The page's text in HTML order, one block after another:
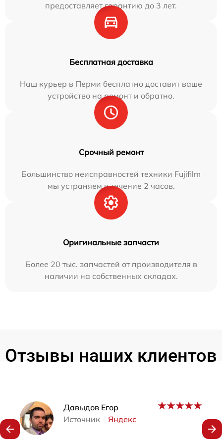
предоставляет гарантию до 3 лет.
Бесплатная доставка
Наш курьер в Перми бесплатно доставит ваше
устройство на ремонт и обратно.
Срочный ремонт
Большинство неисправностей техники Fujifilm
мы устраняем в течение 2 часов.
Оригинальные запчасти
Более 20 тыс. запчастей от производителя в
наличии на собственных складах.
Отзывы наших клиентов
Давыдов Егор
Источник – Яндекс
Наши мастера